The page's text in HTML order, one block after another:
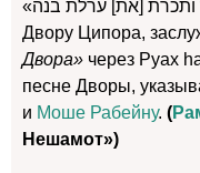
«ותקח צפרה צר ותכרת [את] ערלת בנה», воплощенная в
Двору Ципора,
Двора» через Руах
песне Дворы,
и Моше Рабейну. (
Нешамот»)